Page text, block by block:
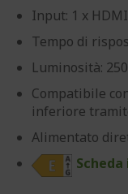
Input: 1 x
Tempo di
Luminosità:
Compatibile
inferiore
Alimentato